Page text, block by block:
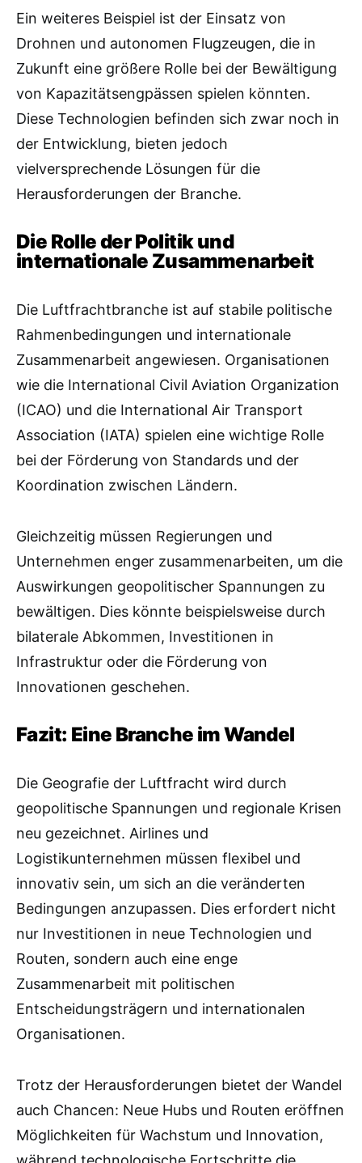
Ein weiteres Beispiel ist der Einsatz von
Drohnen und autonomen Flugzeugen, die in
Zukunft eine größere Rolle bei der Bewältigung
von Kapazitätsengpässen spielen könnten.
Diese Technologien befinden sich zwar noch in
der Entwicklung, bieten jedoch
vielversprechende Lösungen für die
Herausforderungen der Branche.
Die Rolle der Politik und
internationale Zusammenarbeit
Die Luftfrachtbranche ist auf stabile politische
Rahmenbedingungen und internationale
Zusammenarbeit angewiesen. Organisationen
wie die International Civil Aviation Organization
(ICAO) und die International Air Transport
Association (IATA) spielen eine wichtige Rolle
bei der Förderung von Standards und der
Koordination zwischen Ländern.
Gleichzeitig müssen Regierungen und
Unternehmen enger zusammenarbeiten, um die
Auswirkungen geopolitischer Spannungen zu
bewältigen. Dies könnte beispielsweise durch
bilaterale Abkommen, Investitionen in
Infrastruktur oder die Förderung von
Innovationen geschehen.
Fazit: Eine Branche im Wandel
Die Geografie der Luftfracht wird durch
geopolitische Spannungen und regionale Krisen
neu gezeichnet. Airlines und
Logistikunternehmen müssen flexibel und
innovativ sein, um sich an die veränderten
Bedingungen anzupassen. Dies erfordert nicht
nur Investitionen in neue Technologien und
Routen, sondern auch eine enge
Zusammenarbeit mit politischen
Entscheidungsträgern und internationalen
Organisationen.
Trotz der Herausforderungen bietet der Wandel
auch Chancen: Neue Hubs und Routen eröffnen
Möglichkeiten für Wachstum und Innovation,